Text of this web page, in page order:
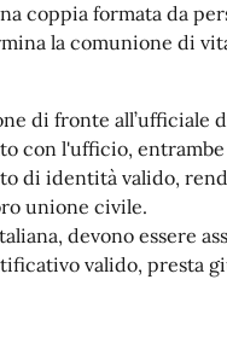
coppia formata da
la comunione di
di fronte all’ufficiale
con l'ufficio,
di identità valido,
unione civile.
devono essere
valido, presta